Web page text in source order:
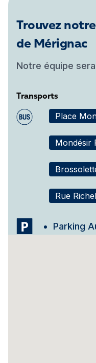
Trouvez
de Mérignac
Notre équipe
Transports
Place
Mondésir
Rue
Parking